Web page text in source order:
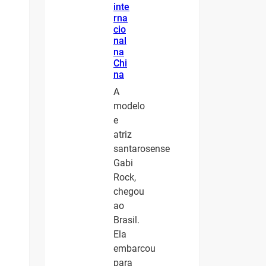
inte
rna
cio
nal
na
Chi
na
A
modelo
e
atriz
santarosense
Gabi
Rock,
chegou
ao
Brasil.
Ela
embarcou
para